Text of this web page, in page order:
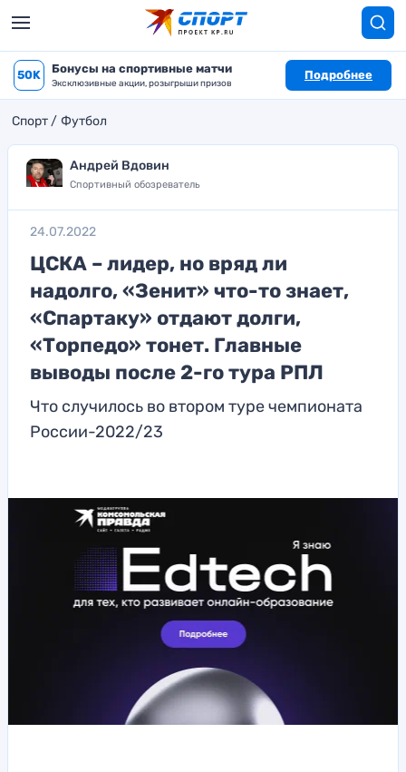
50K Бонусы на спортивные матчи
Эксклюзивные акции, розыгрыши призов
Подробнее
Спорт Футбол
Андрей Вдовин
Спортивный обозреватель
24.07.2022
ЦСКА – лидер, но вряд ли
надолго, «Зенит» что-то знает,
«Спартаку» отдают долги,
«Торпедо» тонет. Главные
выводы после 2-го тура РПЛ
Что случилось во втором туре чемпионата
России-2022/23